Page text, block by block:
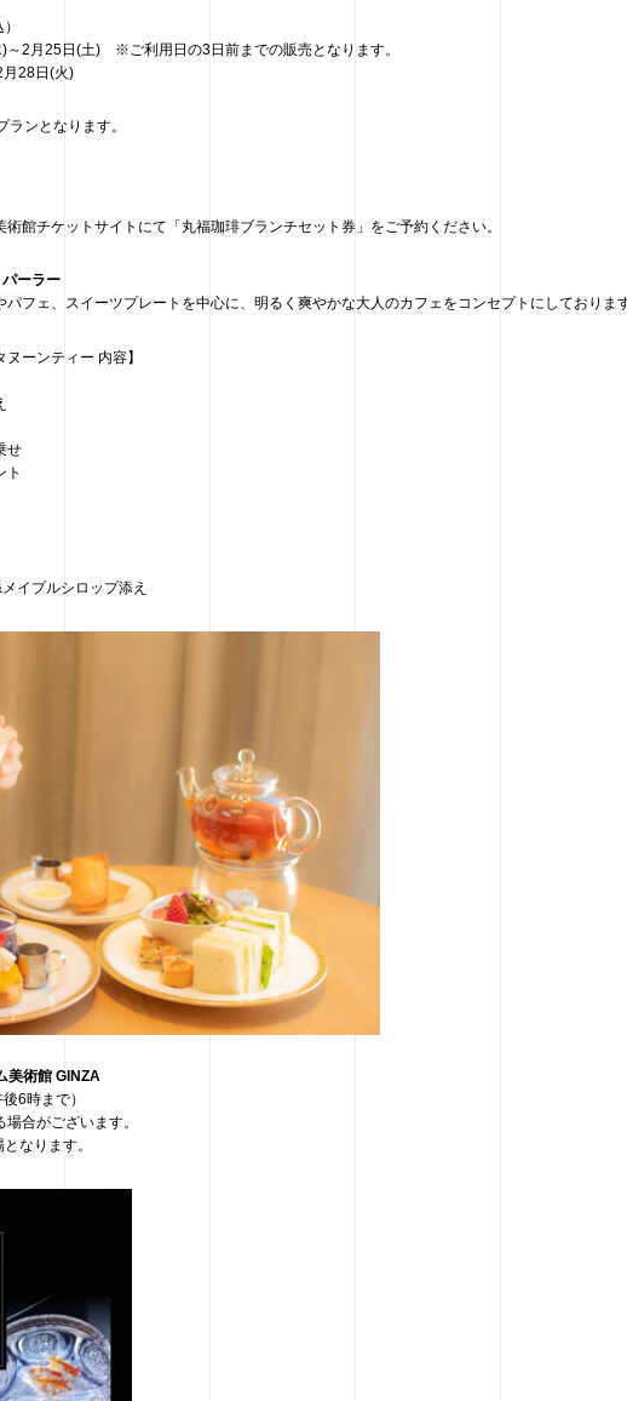
～2月25日(土) ※ご利用日の3日前までの販売となります。
月28日(火)
ンとなります。
館チケットサイトにて「丸福珈琲ブランチセット券」をご予約ください。
ーラー
パフェ、スイーツプレートを中心に、明るく爽やかな大人のカフェをコンセプトにしておりま
ーンティー 内容】
せ
ト
イプルシロップ添え
美術館 GINZA
6時まで）
合がございます。
なります。